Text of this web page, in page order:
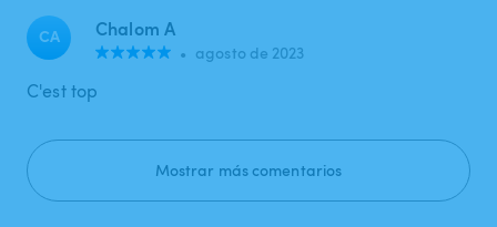
CA Chalom A
• agosto de 2023
C'est top
Mostrar más comentarios